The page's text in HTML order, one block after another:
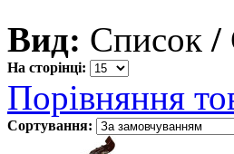
Вид: Список /
На сторінці:
Порівняння
Сортування: